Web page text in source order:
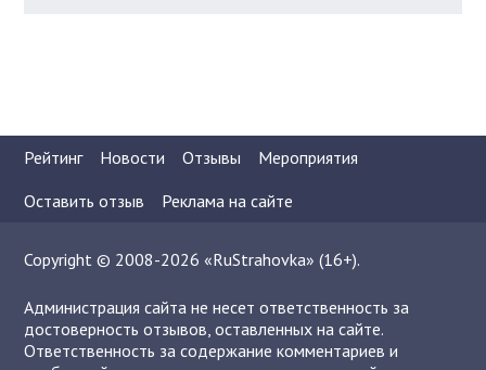
Рейтинг Новости Отзывы
Мероприятия
Оставить отзыв
Реклама на сайте
Copyright © 2008-2026 «RuStrahovka» (16+).
Администрация сайта не несет ответственность за
достоверность отзывов, оставленных на сайте.
Ответственность за содержание комментариев и